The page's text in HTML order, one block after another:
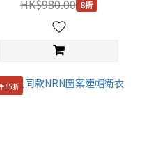
HK$980.00 8折
75折